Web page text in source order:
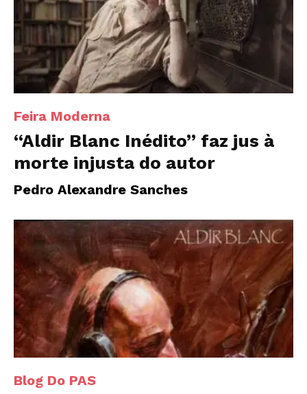
Feira Moderna
“Aldir Blanc Inédito” faz jus à
morte injusta do autor
Pedro Alexandre Sanches
Blog Do PAS